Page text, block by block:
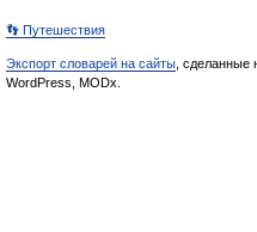
👣 Путешествия
Экспорт словарей на сайты , сделанные
WordPress, MODx.